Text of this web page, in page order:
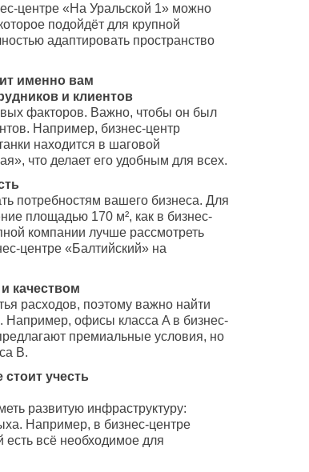
центре «На Уральской 1» можно
подойдёт для крупной
адаптировать пространство
именно вам
и клиентов
факторов. Важно, чтобы он был
Например, бизнес-центр
находится в шаговой
что делает его удобным для всех.
потребностям вашего бизнеса. Для
площадью 170 м², как в бизнес-
компании лучше рассмотреть
центре «Балтийский» на
качеством
расходов, поэтому важно найти
Например, офисы класса A в бизнес-
премиальные условия, но
B.
учесть
развитую инфраструктуру:
Например, в бизнес-центре
всё необходимое для